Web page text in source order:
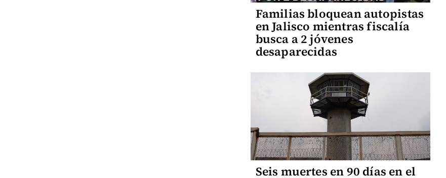
Familias bloquean autopistas
en Jalisco mientras fiscalía
busca a 2 jóvenes
desaparecidas
Seis muertes en 90 días en el